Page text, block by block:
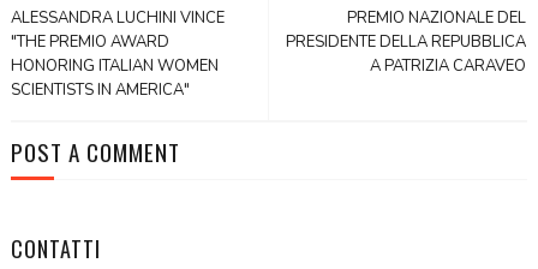
PREMIO NAZIONALE DEL
PRESIDENTE DELLA REPUBBLICA
A PATRIZIA CARAVEO
ALESSANDRA LUCHINI VINCE
"THE PREMIO AWARD
HONORING ITALIAN WOMEN
SCIENTISTS IN AMERICA"
POST A COMMENT
CONTATTI